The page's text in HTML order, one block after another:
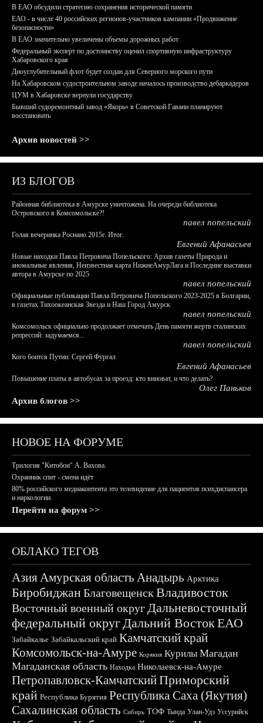
В ЕАО обсудили стратегию сохранения исторической памяти
ЕАО - в числе 40 российских регионов-участников кампании «Продвижение
безопасности»
В ЕАО значительно увеличены объемы дорожных работ
Федеральный эксперт по достоинству оценил спортивную инфраструктуру
Хабаровского края
Дноуглубительный флот будет создан для Северного морского пути
На Хабаровском судостроительном заводе началось производство дебаркадеров
ЦУМ в Хабаровске вернули государству
Бывший судоремонтный завод «Якорь» в Советской Гавани планируют
восстановить
Архив новостей >>
ИЗ БЛОГОВ
Районная библиотека в Амурске уничтожена. На очереди библиотека
Островского в Комсомольске?!
павел попельский
Голая вечеринка Роснано 2015г. Итог.
Евгений Афанасьев
Новые находки Павла Петровича Попельского: Архив газеты Природа и
аномальные явления, Неизвестная карта НижнеАмурЛага и Последние выставки
автора в Амурске по 2025
павел попельский
Официальные публикации Павла Петровича Попельского 2023-2025 в Болгарии,
в газетах Тихоокеанская Звезда и Наш Город Амурск
павел попельский
Комсомольск официально продолжает отмечать День памяти жертв сталинских
репрессий: задумаемся...
павел попельский
Кого боится Путин: Сергей Фургал
Евгений Афанасьев
Повышение платы в автобусах за проезд: кто виноват, и что делать?
Олег Паньков
Архив блогов >>
НОВОЕ НА ФОРУМЕ
Трилогия "Китобои" А. Вахова.
Охранник спит - смена идёт
80% российского медиаконтента это телевидение для пациентов психдиспансера
и наркологии.
Перейти на форум >>
ОБЛАКО ТЕГОВ
АзияАмурская область Анадырь Арктика
БиробиджанБлаговещенскВладивосток
Восточный военный округДальневосточный
федеральный округДальний ВостокЕАО
Забайкалье Забайкальский край Камчатский край
Комсомольск-на-Амуре Корякия Курилы Магадан
Магаданская область Находка Николаевск-на-Амуре
Петропавловск-КамчатскийПриморский
край Республика Бурятия Республика Саха (Якутия)
Сахалинская область Сибирь ТОФ Тында Улан-Удэ Уссурийск